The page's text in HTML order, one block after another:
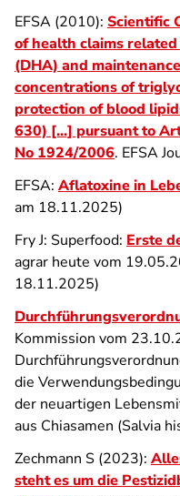
EFSA (2010): Scientific
of health claims
(DHA) and
concentrations of
protection of blood
630) [...] pursuant to
No 1924/2006. EFSA
EFSA: Aflatoxine in
am 18.11.2025)
Fry J: Superfood: Erste
agrar heute vom
18.11.2025)
Kommission vom
die
der neuartigen
aus Chiasamen (Salvia
Zechmann S (2023):
steht es um die